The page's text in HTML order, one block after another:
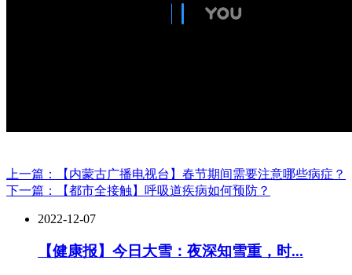
上一篇：【内蒙古广播电视台】春节期间需要注意哪些病症？
下一篇：【都市全接触】呼吸道疾病如何预防？
2022-12-07
【健康报】今日大雪：夜深知雪重，时...